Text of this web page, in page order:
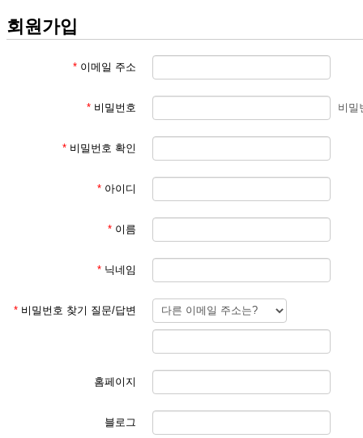
회원가입
* 이메일 주소
* 비밀번호 비밀
* 비밀번호 확인
* 아이디
* 이름
* 닉네임
* 비밀번호 찾기 질문/답변
홈페이지
블로그